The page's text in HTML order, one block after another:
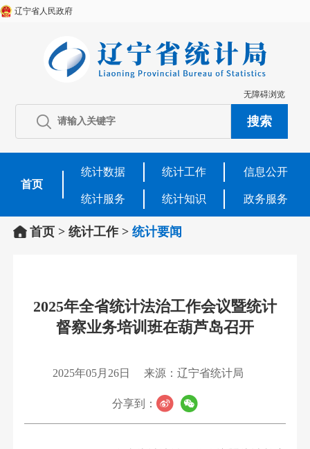
辽宁省人民政府
无障碍浏览
首页
统计数据 统计工作 信息公开
统计服务 统计知识 政务服务
首页> 统计工作> 统计要闻
2025年全省统计法治工作会议暨统计
督察业务培训班在葫芦岛召开
2025年05月26日 来源：辽宁省统计局
分享到：